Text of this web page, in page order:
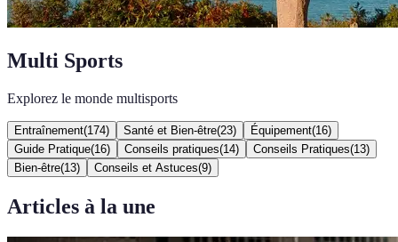
Multi Sports
Explorez le monde multisports
Entraînement(174) Santé et Bien-être(23) Équipement(16)
Guide Pratique(16) Conseils pratiques(14) Conseils Pratiques(13)
Bien-être(13) Conseils et Astuces(9)
Articles à la une